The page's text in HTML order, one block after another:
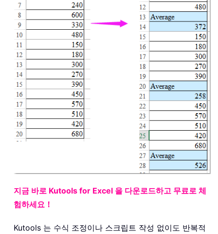
지금 바로 Kutools for Excel 을 다운로드하고 무료로 체
험하세요！
Kutools 는 수식 조정이나 스크립트 작성 없이도 반복적